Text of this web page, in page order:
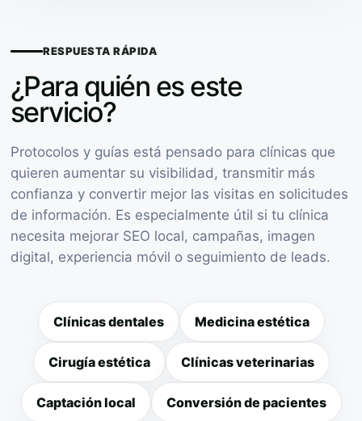
RESPUESTA RÁPIDA
¿Para quién es este
servicio?
Protocolos y guías está pensado para clínicas que
quieren aumentar su visibilidad, transmitir más
confianza y convertir mejor las visitas en solicitudes
de información. Es especialmente útil si tu clínica
necesita mejorar SEO local, campañas, imagen
digital, experiencia móvil o seguimiento de leads.
Clínicas dentales Medicina estética
Cirugía estética Clínicas veterinarias
Captación local Conversión de pacientes